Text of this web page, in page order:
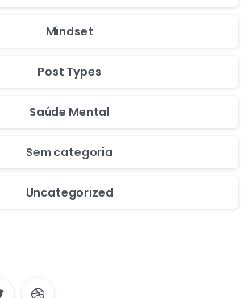
Mindset
Post Types
Saúde Mental
Sem categoria
Uncategorized